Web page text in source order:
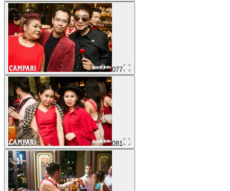
077
081